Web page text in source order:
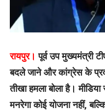
रायपुर। पूर्व उप मुख्यमंत्री
बदले जाने और कांग्रेस के
तीखा हमला बोला है।
मनरेगा कोई योजना नहीं,